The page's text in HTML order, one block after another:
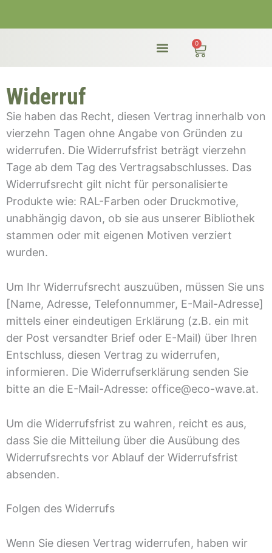
0
Warenkorb
Widerruf
Sie haben das Recht, diesen Vertrag innerhalb von
vierzehn Tagen ohne Angabe von Gründen zu
widerrufen. Die Widerrufsfrist beträgt vierzehn
Tage ab dem Tag des Vertragsabschlusses. Das
Widerrufsrecht gilt nicht für personalisierte
Produkte wie: RAL-Farben oder Druckmotive,
unabhängig davon, ob sie aus unserer Bibliothek
stammen oder mit eigenen Motiven verziert
wurden.
Um Ihr Widerrufsrecht auszuüben, müssen Sie uns
[Name, Adresse, Telefonnummer, E-Mail-Adresse]
mittels einer eindeutigen Erklärung (z.B. ein mit
der Post versandter Brief oder E-Mail) über Ihren
Entschluss, diesen Vertrag zu widerrufen,
informieren. Die Widerrufserklärung senden Sie
bitte an die E-Mail-Adresse: office@eco-wave.at.
Um die Widerrufsfrist zu wahren, reicht es aus,
dass Sie die Mitteilung über die Ausübung des
Widerrufsrechts vor Ablauf der Widerrufsfrist
absenden.
Folgen des Widerrufs
Wenn Sie diesen Vertrag widerrufen, haben wir